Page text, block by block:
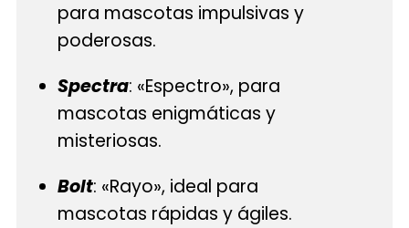
para mascotas impulsivas y
poderosas.
Spectra: «Espectro», para
mascotas enigmáticas y
misteriosas.
Bolt: «Rayo», ideal para
mascotas rápidas y ágiles.